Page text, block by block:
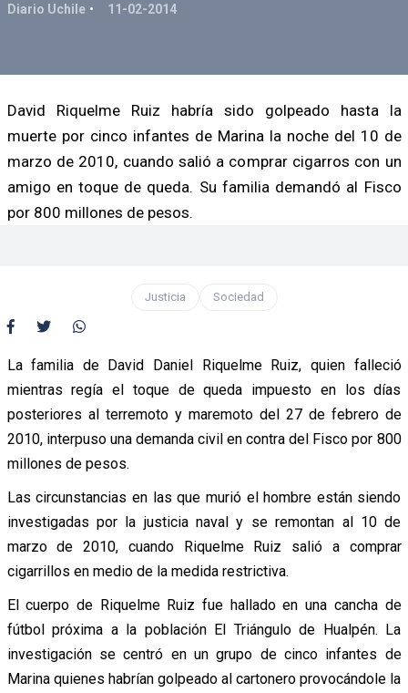
Diario Uchile 11-02-2014
David Riquelme Ruiz habría sido golpeado hasta la
muerte por cinco infantes de Marina la noche del 10 de
marzo de 2010, cuando salió a comprar cigarros con un
amigo en toque de queda. Su familia demandó al Fisco
por 800 millones de pesos.
Justicia Sociedad
La familia de David Daniel Riquelme Ruiz, quien falleció
mientras regía el toque de queda impuesto en los días
posteriores al terremoto y maremoto del 27 de febrero de
2010, interpuso una demanda civil en contra del Fisco por 800
millones de pesos.
Las circunstancias en las que murió el hombre están siendo
investigadas por la justicia naval y se remontan al 10 de
marzo de 2010, cuando Riquelme Ruiz salió a comprar
cigarrillos en medio de la medida restrictiva.
El cuerpo de Riquelme Ruiz fue hallado en una cancha de
fútbol próxima a la población El Triángulo de Hualpén. La
investigación se centró en un grupo de cinco infantes de
Marina quienes habrían golpeado al cartonero provocándole la